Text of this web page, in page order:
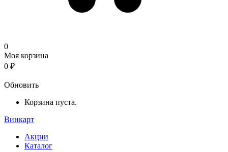
0
Моя корзина
0 ₽
Обновить
Корзина пуста.
Винкарт
Акции
Каталог